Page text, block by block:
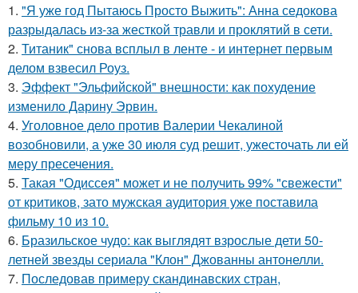
1. "Я уже год Пытаюсь Просто Выжить": Анна седокова
разрыдалась из-за жесткой травли и проклятий в сети.
2. Титаник" снова всплыл в ленте - и интернет первым
делом взвесил Роуз.
3. Эффект "Эльфийской" внешности: как похудение
изменило Дарину Эрвин.
4. Уголовное дело против Валерии Чекалиной
возобновили, а уже 30 июля суд решит, ужесточать ли ей
меру пресечения.
5. Такая "Одиссея" может и не получить 99% "свежести"
от критиков, зато мужская аудитория уже поставила
фильму 10 из 10.
6. Бразильское чудо: как выглядят взрослые дети 50-
летней звезды сериала "Клон" Джованны антонелли.
7. Последовав примеру скандинавских стран,